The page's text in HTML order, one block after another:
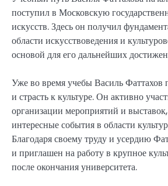
поступил в Московскую
искусств. Здесь он получил
области искусствоведения и
основой для его дальнейших
Уже во время учебы Василь Фаттахов
и страсть к культуре. Он активно
организации мероприятий и
интересные события в области
Благодаря своему труду и усердию
и приглашен на работу в крупное
после окончания университета.